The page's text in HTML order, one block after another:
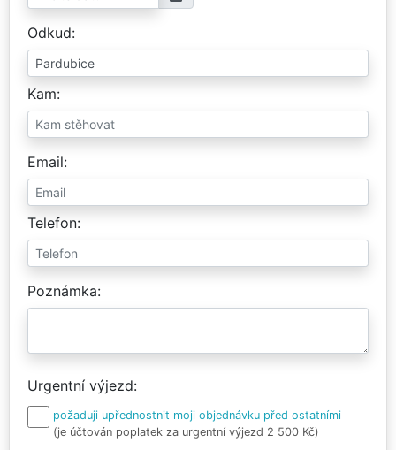
Odkud
Kam
Email
Telefon
Poznámka
Urgentní výjezd
požaduji upřednostnit moji objednávku před ostatními
(je účtován poplatek za urgentní výjezd 2 500 Kč)